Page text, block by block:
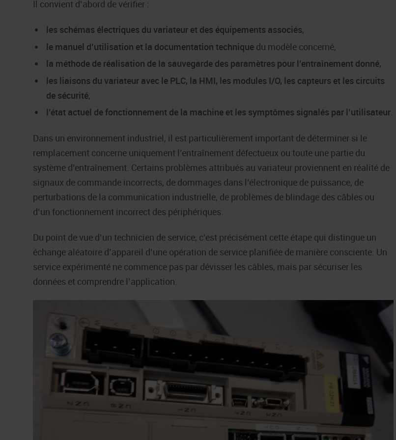
Il convient d’abord de vérifier :
les schémas électriques du variateur et des équipements associés,
le manuel d’utilisation et la documentation technique du modèle concerné,
la méthode de réalisation de la sauvegarde des paramètres pour l’entraînement donné,
les liaisons du variateur avec le PLC, la HMI, les modules I/O, les capteurs et les circuits
de sécurité,
l’état actuel de fonctionnement de la machine et les symptômes signalés par l’utilisateur.
Dans un environnement industriel, il est particulièrement important de déterminer si le
remplacement concerne uniquement l’entraînement défectueux ou toute une partie du
système d’entraînement. Certains problèmes attribués au variateur proviennent en réalité de
signaux de commande incorrects, de dommages dans l’électronique de puissance, de
perturbations de la communication industrielle, de problèmes de blindage des câbles ou
d’un fonctionnement incorrect des périphériques.
Du point de vue d’un technicien de service, c’est précisément cette étape qui distingue un
échange aléatoire d’appareil d’une opération de service planifiée de manière consciente. Un
service expérimenté ne commence pas par dévisser les câbles, mais par sécuriser les
données et comprendre l’application.